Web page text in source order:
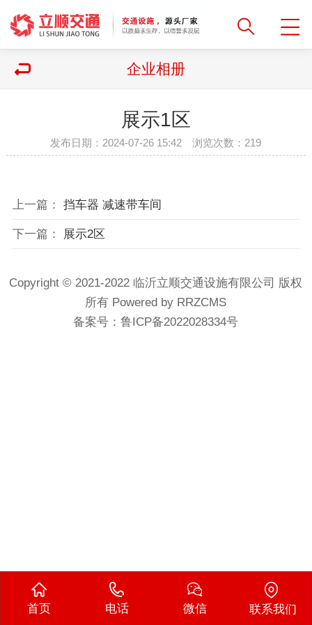
企业相册
展示1区
发布日期：2024-07-26 15:42 浏览次数： 219
上一篇： 挡车器 减速带车间
下一篇： 展示2区
Copyright © 2021-2022 临沂立顺交通设施有限公司 版权
所有 Powered by RRZCMS
备案号：鲁ICP备2022028334号
首页 电话 微信 联系我们